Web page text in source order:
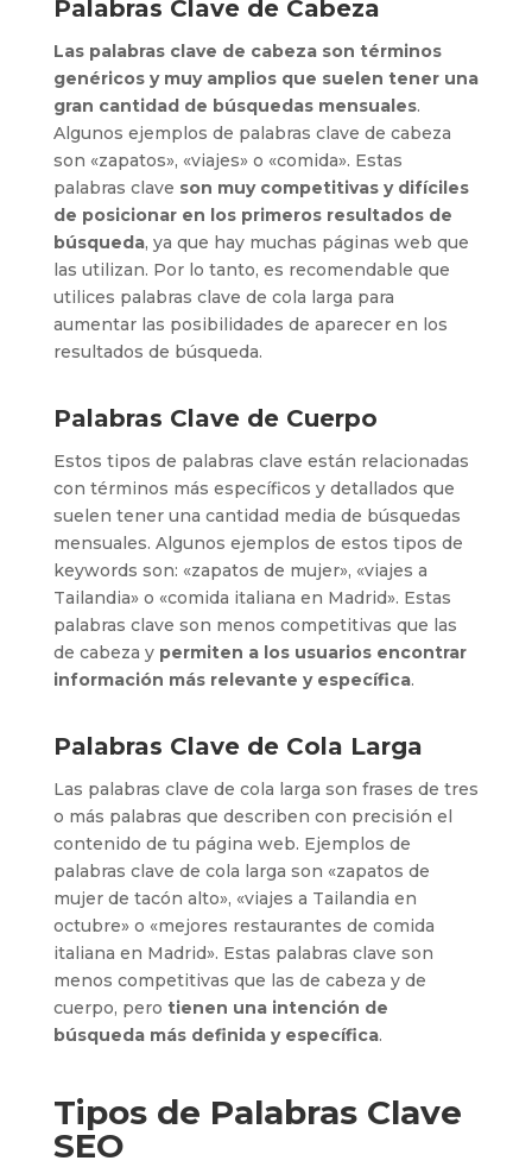
Palabras Clave de Cabeza
Las palabras clave de cabeza son términos
genéricos y muy amplios que suelen tener una
gran cantidad de búsquedas mensuales.
Algunos ejemplos de palabras clave de cabeza
son «zapatos», «viajes» o «comida». Estas
palabras clave son muy competitivas y difíciles
de posicionar en los primeros resultados de
búsqueda, ya que hay muchas páginas web que
las utilizan. Por lo tanto, es recomendable que
utilices palabras clave de cola larga para
aumentar las posibilidades de aparecer en los
resultados de búsqueda.
Palabras Clave de Cuerpo
Estos tipos de palabras clave están relacionadas
con términos más específicos y detallados que
suelen tener una cantidad media de búsquedas
mensuales. Algunos ejemplos de estos tipos de
keywords son: «zapatos de mujer», «viajes a
Tailandia» o «comida italiana en Madrid». Estas
palabras clave son menos competitivas que las
de cabeza y permiten a los usuarios encontrar
información más relevante y específica.
Palabras Clave de Cola Larga
Las palabras clave de cola larga son frases de tres
o más palabras que describen con precisión el
contenido de tu página web. Ejemplos de
palabras clave de cola larga son «zapatos de
mujer de tacón alto», «viajes a Tailandia en
octubre» o «mejores restaurantes de comida
italiana en Madrid». Estas palabras clave son
menos competitivas que las de cabeza y de
cuerpo, pero tienen una intención de
búsqueda más definida y específica.
Tipos de Palabras Clave
SEO